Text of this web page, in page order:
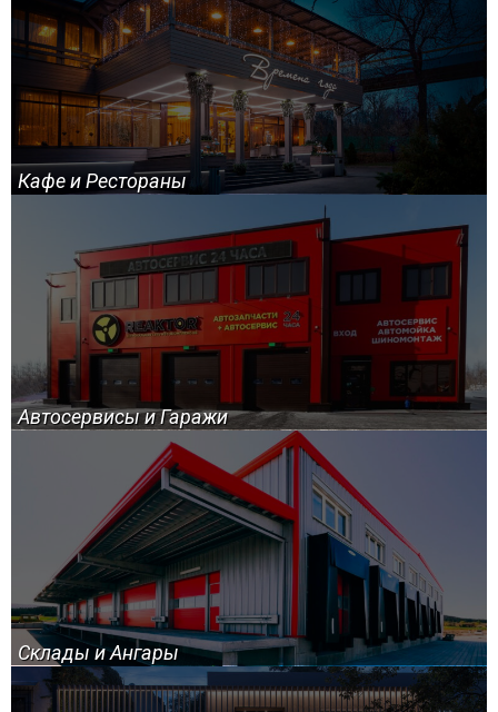
Кафе и Рестораны
Автосервисы и Гаражи
Склады и Ангары